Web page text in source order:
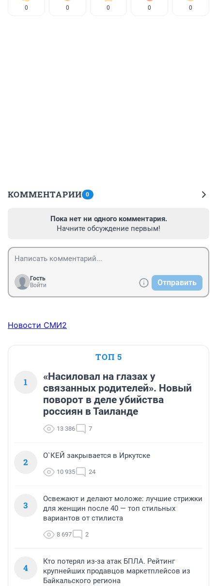
0 0 0 0 0
КОММЕНТАРИИ 0
Пока нет ни одного комментария.
Начните обсуждение первым!
Гость
Войти
Отправить
Новости СМИ2
ТОП 5
1
«Насиловал на глазах у
связанных родителей». Новый
поворот в деле убийства
россиян в Таиланде
13 386 7
2
О`КЕЙ закрывается в Иркутске
10 935 24
3
Освежают и делают моложе: лучшие стрижки
для женщин после 40 — топ стильных
вариантов от стилиста
8 697 2
4
Кто потерял из-за атак БПЛА. Рейтинг
крупнейших продавцов маркетплейсов из
Байкальского региона